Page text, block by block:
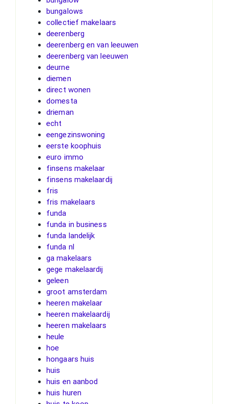
bungalows
collectief makelaars
deerenberg
deerenberg en van leeuwen
deerenberg van leeuwen
deurne
diemen
direct wonen
domesta
drieman
echt
eengezinswoning
eerste koophuis
euro immo
finsens makelaar
finsens makelaardij
fris
fris makelaars
funda
funda in business
funda landelijk
funda nl
ga makelaars
gege makelaardij
geleen
groot amsterdam
heeren makelaar
heeren makelaardij
heeren makelaars
heule
hoe
hongaars huis
huis
huis en aanbod
huis huren